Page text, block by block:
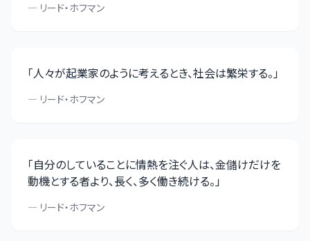
— リード・ホフマン
「人々が起業家のように考えるとき、社会は繁栄する。」
— リード・ホフマン
「自分のしていることに情熱を注ぐ人は、金儲けだけを
動機とする者より、長く、多く働き続ける。」
— リード・ホフマン